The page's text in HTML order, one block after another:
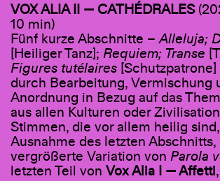
VOX ALIA II — CATHÉDRALES
10 min)
Fünf kurze Abschnitte –Alleluja;
[Heiliger Tanz]; Requiem; Transe
Figures tutélaires
durch Bearbeitung, Vermischung
Anordnung in Bezug auf das
aus allen Kulturen oder
Stimmen, die vor allem heilig
Ausnahme des letzten Abschnitts,
vergrößerte Variation von Parola
letzten Teil von Vox Alia I —Affetti